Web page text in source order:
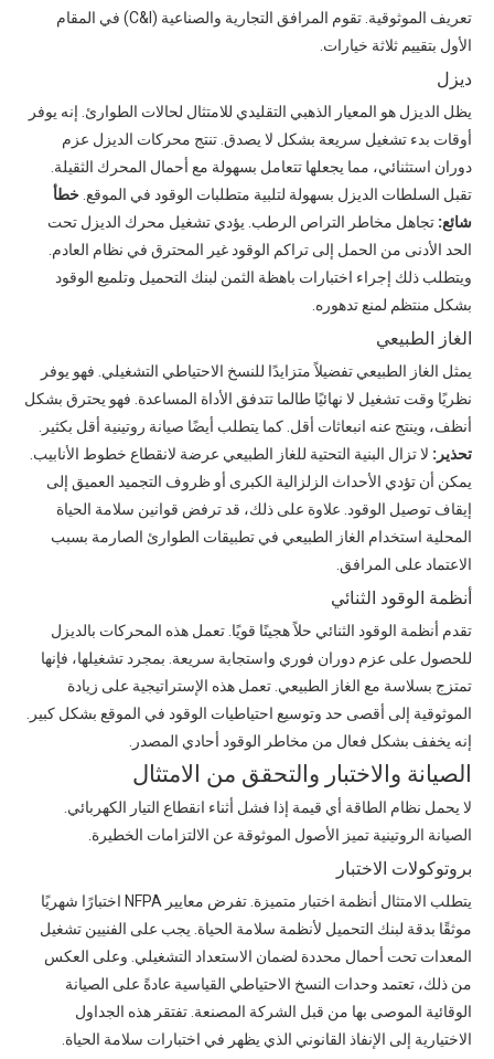
تعريف الموثوقية. تقوم المرافق التجارية والصناعية (C&I) في المقام
الأول بتقييم ثلاثة خيارات.
ديزل
يظل الديزل هو المعيار الذهبي التقليدي للامتثال لحالات الطوارئ. إنه يوفر
أوقات بدء تشغيل سريعة بشكل لا يصدق. تنتج محركات الديزل عزم
دوران استثنائي، مما يجعلها تتعامل بسهولة مع أحمال المحرك الثقيلة.
تقبل السلطات الديزل بسهولة لتلبية متطلبات الوقود في الموقع. خطأ
شائع: تجاهل مخاطر التراص الرطب. يؤدي تشغيل محرك الديزل تحت
الحد الأدنى من الحمل إلى تراكم الوقود غير المحترق في نظام العادم.
ويتطلب ذلك إجراء اختبارات باهظة الثمن لبنك التحميل وتلميع الوقود
بشكل منتظم لمنع تدهوره.
الغاز الطبيعي
يمثل الغاز الطبيعي تفضيلاً متزايدًا للنسخ الاحتياطي التشغيلي. فهو يوفر
نظريًا وقت تشغيل لا نهائيًا طالما تتدفق الأداة المساعدة. فهو يحترق بشكل
أنظف، وينتج عنه انبعاثات أقل. كما يتطلب أيضًا صيانة روتينية أقل بكثير.
تحذير: لا تزال البنية التحتية للغاز الطبيعي عرضة لانقطاع خطوط الأنابيب.
يمكن أن تؤدي الأحداث الزلزالية الكبرى أو ظروف التجميد العميق إلى
إيقاف توصيل الوقود. علاوة على ذلك، قد ترفض قوانين سلامة الحياة
المحلية استخدام الغاز الطبيعي في تطبيقات الطوارئ الصارمة بسبب
الاعتماد على المرافق.
أنظمة الوقود الثنائي
تقدم أنظمة الوقود الثنائي حلاً هجينًا قويًا. تعمل هذه المحركات بالديزل
للحصول على عزم دوران فوري واستجابة سريعة. بمجرد تشغيلها، فإنها
تمتزج بسلاسة مع الغاز الطبيعي. تعمل هذه الإستراتيجية على زيادة
الموثوقية إلى أقصى حد وتوسيع احتياطيات الوقود في الموقع بشكل كبير.
إنه يخفف بشكل فعال من مخاطر الوقود أحادي المصدر.
الصيانة والاختبار والتحقق من الامتثال
لا يحمل نظام الطاقة أي قيمة إذا فشل أثناء انقطاع التيار الكهربائي.
الصيانة الروتينية تميز الأصول الموثوقة عن الالتزامات الخطيرة.
بروتوكولات الاختبار
يتطلب الامتثال أنظمة اختبار متميزة. تفرض معايير NFPA اختبارًا شهريًا
موثقًا بدقة لبنك التحميل لأنظمة سلامة الحياة. يجب على الفنيين تشغيل
المعدات تحت أحمال محددة لضمان الاستعداد التشغيلي. وعلى العكس
من ذلك، تعتمد وحدات النسخ الاحتياطي القياسية عادةً على الصيانة
الوقائية الموصى بها من قبل الشركة المصنعة. تفتقر هذه الجداول
الاختيارية إلى الإنفاذ القانوني الذي يظهر في اختبارات سلامة الحياة.